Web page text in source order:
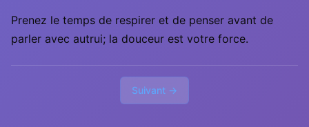
Prenez le temps de respirer et de penser avant de
parler avec autrui; la douceur est votre force.
Suivant →